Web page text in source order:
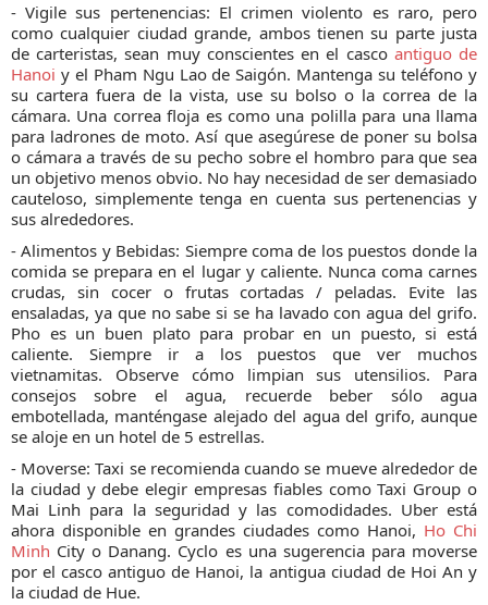
- Vigile sus pertenencias: El crimen violento es raro, pero
como cualquier ciudad grande, ambos tienen su parte justa
de carteristas, sean muy conscientes en el casco antiguo de
Hanoi y el Pham Ngu Lao de Saigón. Mantenga su teléfono y
su cartera fuera de la vista, use su bolso o la correa de la
cámara. Una correa floja es como una polilla para una llama
para ladrones de moto. Así que asegúrese de poner su bolsa
o cámara a través de su pecho sobre el hombro para que sea
un objetivo menos obvio. No hay necesidad de ser demasiado
cauteloso, simplemente tenga en cuenta sus pertenencias y
sus alrededores.
- Alimentos y Bebidas: Siempre coma de los puestos donde la
comida se prepara en el lugar y caliente. Nunca coma carnes
crudas, sin cocer o frutas cortadas / peladas. Evite las
ensaladas, ya que no sabe si se ha lavado con agua del grifo.
Pho es un buen plato para probar en un puesto, si está
caliente. Siempre ir a los puestos que ver muchos
vietnamitas. Observe cómo limpian sus utensilios. Para
consejos sobre el agua, recuerde beber sólo agua
embotellada, manténgase alejado del agua del grifo, aunque
se aloje en un hotel de 5 estrellas.
- Moverse: Taxi se recomienda cuando se mueve alrededor de
la ciudad y debe elegir empresas fiables como Taxi Group o
Mai Linh para la seguridad y las comodidades. Uber está
ahora disponible en grandes ciudades como Hanoi, Ho Chi
Minh City o Danang. Cyclo es una sugerencia para moverse
por el casco antiguo de Hanoi, la antigua ciudad de Hoi An y
la ciudad de Hue.